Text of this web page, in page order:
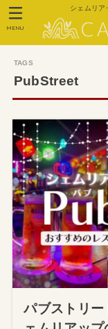
シェムリア
MENU
PubStreet
パブストリ